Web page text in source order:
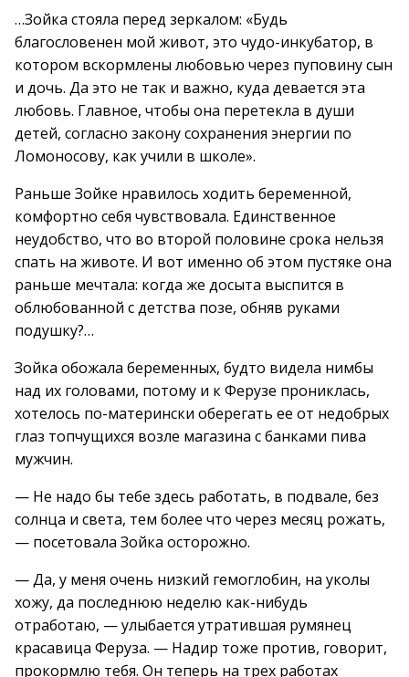
…Зойка стояла перед зеркалом: «Будь
благословенен мой живот, это чудо-инкубатор, в
котором вскормлены любовью через пуповину сын
и дочь. Да это не так и важно, куда девается эта
любовь. Главное, чтобы она перетекла в души
детей, согласно закону сохранения энергии по
Ломоносову, как учили в школе».
Раньше Зойке нравилось ходить беременной,
комфортно себя чувствовала. Единственное
неудобство, что во второй половине срока нельзя
спать на животе. И вот именно об этом пустяке она
раньше мечтала: когда же досыта выспится в
облюбованной с детства позе, обняв руками
подушку?…
Зойка обожала беременных, будто видела нимбы
над их головами, потому и к Ферузе прониклась,
хотелось по-матерински оберегать ее от недобрых
глаз топчущихся возле магазина с банками пива
мужчин.
— Не надо бы тебе здесь работать, в подвале, без
солнца и света, тем более что через месяц рожать,
— посетовала Зойка осторожно.
— Да, у меня очень низкий гемоглобин, на уколы
хожу, да последнюю неделю как-нибудь
отработаю, — улыбается утратившая румянец
красавица Феруза. — Надир тоже против, говорит,
прокормлю тебя. Он теперь на трех работах